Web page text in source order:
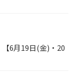
)・20